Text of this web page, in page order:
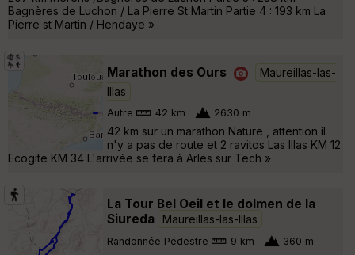
Bagnères de Luchon / La Pierre St Martin Partie 4 : 193 km La
Pierre st Martin / Hendaye »
Marathon des Ours
Maureillas-las-
Illas
Autre 42 km 2630 m
42 km sur un marathon Nature , attention il
n'y a pas de route et 2 ravitos Las Illas KM 12
Ecogite KM 34 L'arrivée se fera à Arles sur Tech »
La Tour Bel Oeil et le dolmen de la
Siureda
Maureillas-las-Illas
Randonnée Pédestre 9 km 360 m